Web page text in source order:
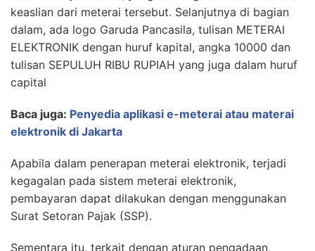
keaslian dari meterai tersebut. Selanjutnya di bagian
dalam, ada logo Garuda Pancasila, tulisan METERAI
ELEKTRONIK dengan huruf kapital, angka 10000 dan
tulisan SEPULUH RIBU RUPIAH yang juga dalam huruf
capital
Baca juga: Penyedia aplikasi e-meterai atau materai
elektronik di Jakarta
Apabila dalam penerapan meterai elektronik, terjadi
kegagalan pada sistem meterai elektronik,
pembayaran dapat dilakukan dengan menggunakan
Surat Setoran Pajak (SSP).
Sementara itu, terkait dengan aturan pengadaan,